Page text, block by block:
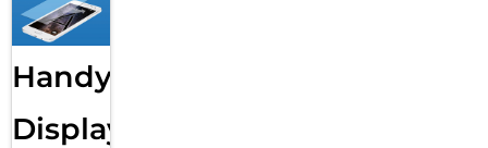
Handy
Displayfolie